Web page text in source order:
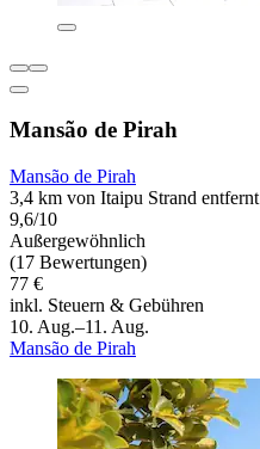
Mansão de Pirah
Mansão de Pirah
3,4 km von Itaipu Strand entfernt
9,6/10
Außergewöhnlich
(17 Bewertungen)
77 €
inkl. Steuern & Gebühren
10. Aug.–11. Aug.
Mansão de Pirah